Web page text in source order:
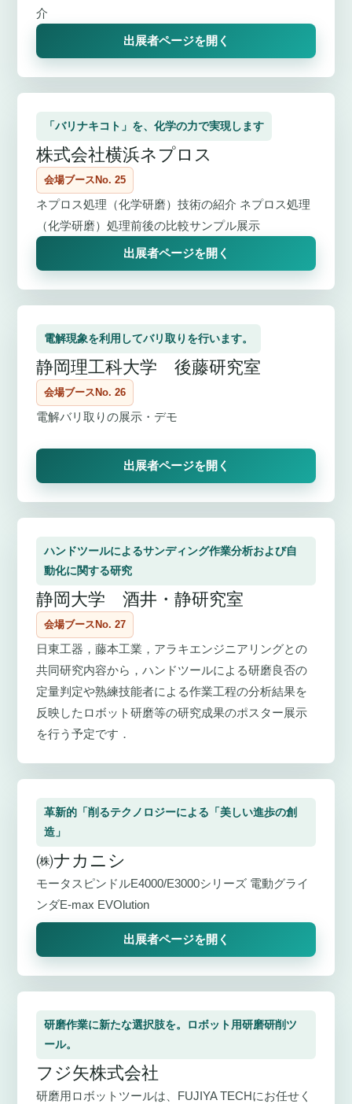
介
出展者ページを開く
「バリナキコト」を、化学の力で実現します
株式会社横浜ネプロス
会場ブースNo. 25
ネプロス処理（化学研磨）技術の紹介 ネプロス処理
（化学研磨）処理前後の比較サンプル展示
出展者ページを開く
電解現象を利用してバリ取りを行います。
静岡理工科大学 後藤研究室
会場ブースNo. 26
電解バリ取りの展示・デモ
出展者ページを開く
ハンドツールによるサンディング作業分析および自
動化に関する研究
静岡大学 酒井・静研究室
会場ブースNo. 27
日東工器，藤本工業，アラキエンジニアリングとの
共同研究内容から，ハンドツールによる研磨良否の
定量判定や熟練技能者による作業工程の分析結果を
反映したロボット研磨等の研究成果のポスター展示
を行う予定です．
革新的「削るテクノロジーによる「美しい進歩の創
造」
㈱ナカニシ
モータスピンドルE4000/E3000シリーズ 電動グライ
ンダE-max EVOlution
出展者ページを開く
研磨作業に新たな選択肢を。ロボット用研磨研削ツ
ール。
フジ矢株式会社
研磨用ロボットツールは、FUJIYA TECHにお任せく